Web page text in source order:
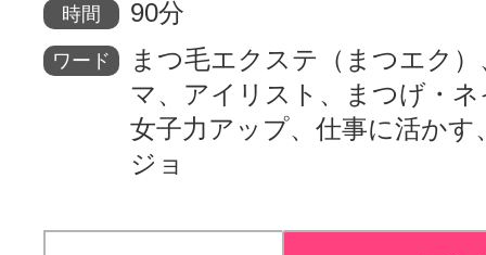
時間 90分
ワード
まつ毛エクステ（まつエク
マ、アイリスト、まつげ・
女子力アップ、仕事に活かす
ジョ